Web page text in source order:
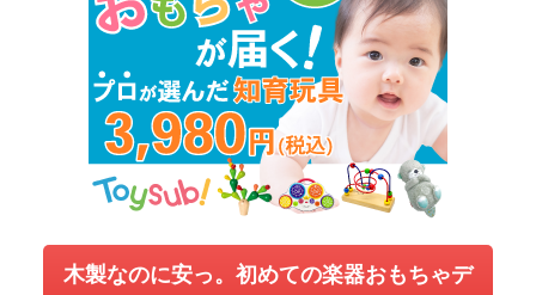
木製なのに安っ。初めての楽器おもちゃデ